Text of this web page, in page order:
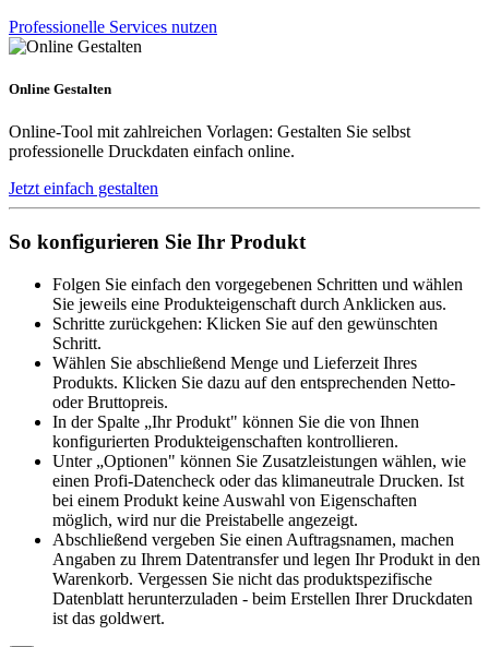
Professionelle Services nutzen
Online Gestalten
Online-Tool mit zahlreichen Vorlagen: Gestalten Sie selbst
professionelle Druckdaten einfach online.
Jetzt einfach gestalten
So konfigurieren Sie Ihr Produkt
Folgen Sie einfach den vorgegebenen Schritten und wählen
Sie jeweils eine Produkteigenschaft durch Anklicken aus.
Schritte zurückgehen: Klicken Sie auf den gewünschten
Schritt.
Wählen Sie abschließend Menge und Lieferzeit Ihres
Produkts. Klicken Sie dazu auf den entsprechenden Netto-
oder Bruttopreis.
In der Spalte „Ihr Produkt" können Sie die von Ihnen
konfigurierten Produkteigenschaften kontrollieren.
Unter „Optionen" können Sie Zusatzleistungen wählen, wie
einen Profi-Datencheck oder das klimaneutrale Drucken. Ist
bei einem Produkt keine Auswahl von Eigenschaften
möglich, wird nur die Preistabelle angezeigt.
Abschließend vergeben Sie einen Auftragsnamen, machen
Angaben zu Ihrem Datentransfer und legen Ihr Produkt in den
Warenkorb. Vergessen Sie nicht das produktspezifische
Datenblatt herunterzuladen - beim Erstellen Ihrer Druckdaten
ist das goldwert.